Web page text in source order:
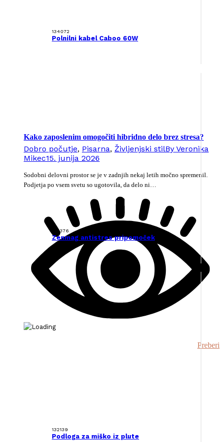
134072
Polnilni kabel Caboo 60W
133376
Zenmag antistres pripomoček
132139
Podloga za miško iz plute
Kako zaposlenim omogočiti hibridno delo brez stresa?
Dobro počutje, Pisarna, Življenjski stilBy Veronika
Mikec15. junija 2026
Sodobni delovni prostor se je v zadnjih nekaj letih močno spremenil.
Podjetja po vsem svetu so ugotovila, da delo ni…
Preberi